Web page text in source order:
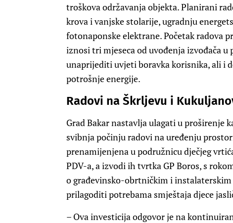
troškova održavanja objekta. Planirani
krova i vanjske stolarije, ugradnju
fotonaponske elektrane. Početak radova
iznosi tri mjeseca od uvođenja izvođača u
unaprijediti uvjeti boravka korisnika, ali i
potrošnje energije.
Radovi na Škrljevu i
Grad Bakar nastavlja ulagati u proširenje
svibnja počinju radovi na uređenju
prenamijenjena u podružnicu dječjeg
PDV-a, a izvodi ih tvrtka GP Boros, s
o građevinsko-obrtničkim i
prilagoditi potrebama smještaja djece
– Ova investicija odgovor je na